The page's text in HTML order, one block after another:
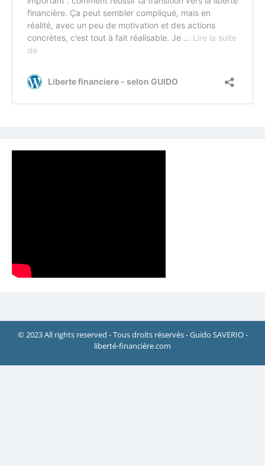
© 2023 All rights reserved - Tous droits réservés - Guido SAVERIO -
liberté-financière.com